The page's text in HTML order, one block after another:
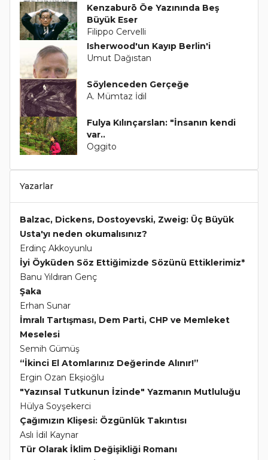
Kenzaburō Ōe Yazınında Beş
Büyük Eser
Filippo Cervelli
Isherwood'un Kayıp Berlin'i
Umut Dağıstan
Söylenceden Gerçeğe
A. Mümtaz İdil
Fulya Kılınçarslan: "İnsanın kendi
var..
Oggito
Yazarlar
Balzac, Dickens, Dostoyevski, Zweig: Üç Büyük
Usta'yı neden okumalısınız?
Erdinç Akkoyunlu
İyi Öyküden Söz Ettiğimizde Sözünü Ettiklerimiz*
Banu Yıldıran Genç
Şaka
Erhan Sunar
İmralı Tartışması, Dem Parti, CHP ve Memleket
Meselesi
Semih Gümüş
“İkinci El Atomlarınız Değerinde Alınır!”
Ergin Ozan Ekşioğlu
"Yazınsal Tutkunun İzinde" Yazmanın Mutluluğu
Hülya Soyşekerci
Çağımızın Klişesi: Özgünlük Takıntısı
Aslı İdil Kaynar
Tür Olarak İklim Değişikliği Romanı